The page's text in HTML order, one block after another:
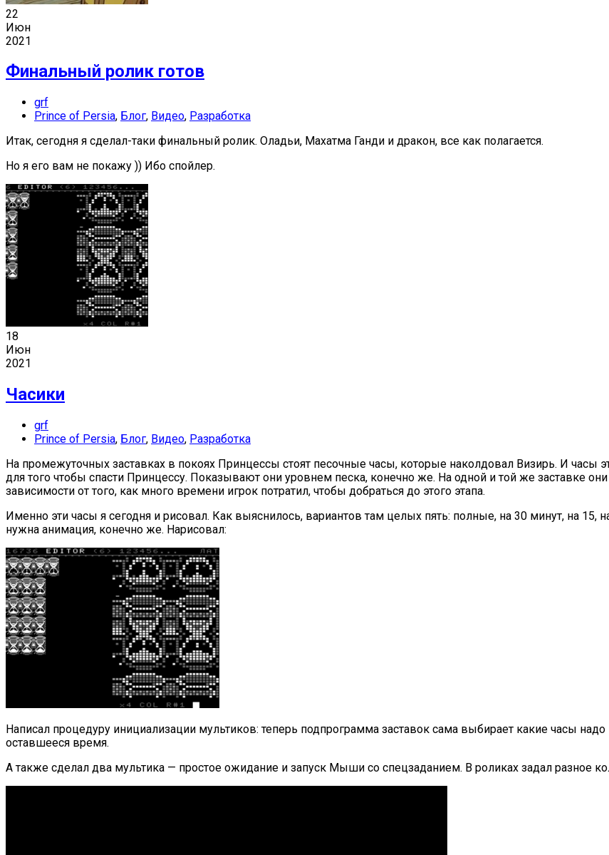
22
Июн
2021
Финальный ролик готов
grf
Prince of Persia, Блог, Видео, Разработка
Итак, сегодня я сделал-таки финальный ролик. Оладьи, Махатма Ганди и дракон, все как полагается.
Но я его вам не покажу )) Ибо спойлер.
18
Июн
2021
Часики
grf
Prince of Persia, Блог, Видео, Разработка
На промежуточных заставках в покоях Принцессы стоят песочные часы, которые наколдовал Визирь. И часы
для того чтобы спасти Принцессу. Показывают они уровнем песка, конечно же. На одной и той же заставке
зависимости от того, как много времени игрок потратил, чтобы добраться до этого этапа.
Именно эти часы я сегодня и рисовал. Как выяснилось, вариантов там целых пять: полные, на 30 минут, на 15,
нужна анимация, конечно же. Нарисовал:
Написал процедуру инициализации мультиков: теперь подпрограмма заставок сама выбирает какие часы
оставшееся время.
А также сделал два мультика — простое ожидание и запуск Мыши со спецзаданием. В роликах задал разное